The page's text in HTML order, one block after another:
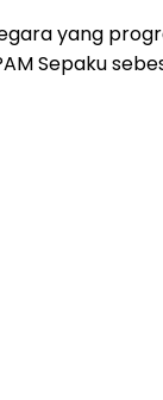
yang
Sepaku